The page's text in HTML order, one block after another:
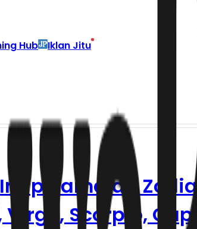
Hub Iklan Jitu
Ramalan
Virgo, Scorpio,